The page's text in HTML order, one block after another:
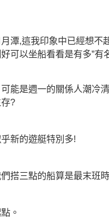
潭,這我印象中已經想不
可以坐船看看是有多”有
能是週一的關係人潮冷
?
新的遊艇特別多!
搭三點的船算是最末班
。